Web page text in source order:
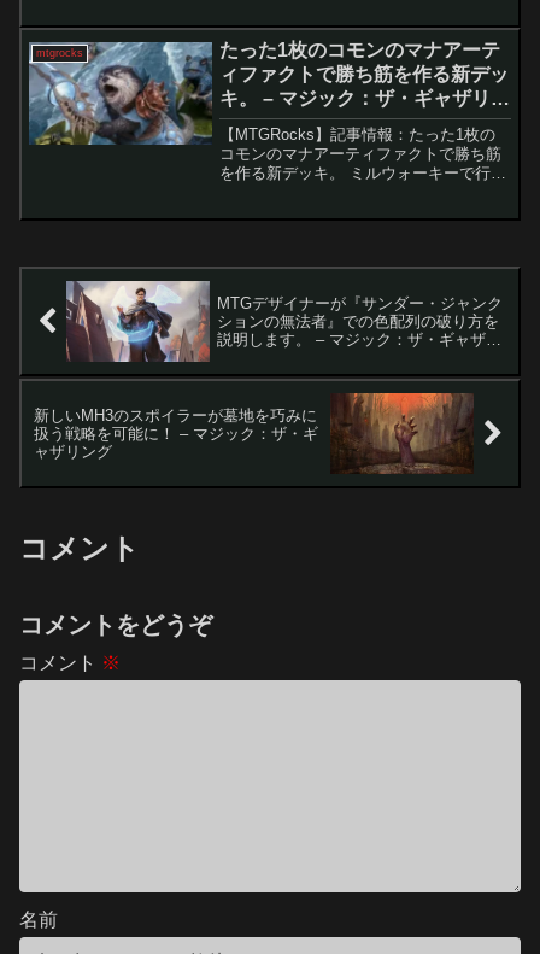
れ、既に多くのカードが話題となってい
ます。この...
mtgrocks
たった1枚のコモンのマナアーテ
ィファクトで勝ち筋を作る新デッ
キ。 – マジック：ザ・ギャザリン
グ
【MTGRocks】記事情報：たった1枚の
コモンのマナアーティファクトで勝ち筋
を作る新デッキ。 ミルウォーキーで行わ
MTGデザイナーが『サンダー・ジャンク
ションの無法者』での色配列の破り方を
説明します。 – マジック：ザ・ギャザリ
新しいMH3のスポイラーが墓地を巧みに
扱う戦略を可能に！ – マジック：ザ・ギ
ャザリング
コメント
コメントをどうぞ
コメント ※
名前